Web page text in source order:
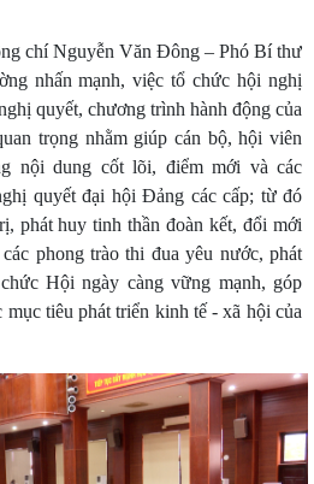
chí Nguyễn Văn Đông – Phó Bí thư
nhấn mạnh, việc tổ chức hội nghị
quyết, chương trình hành động của
trọng nhằm giúp cán bộ, hội viên
nội dung cốt lõi, điểm mới và các
quyết đại hội Đảng các cấp; từ đó
phát huy tinh thần đoàn kết, đổi mới
phong trào thi đua yêu nước, phát
Hội ngày càng vững mạnh, góp
tiêu phát triển kinh tế - xã hội của